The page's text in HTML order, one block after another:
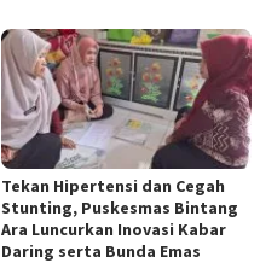
Tekan Hipertensi dan Cegah
Stunting, Puskesmas Bintang
Ara Luncurkan Inovasi Kabar
Daring serta Bunda Emas